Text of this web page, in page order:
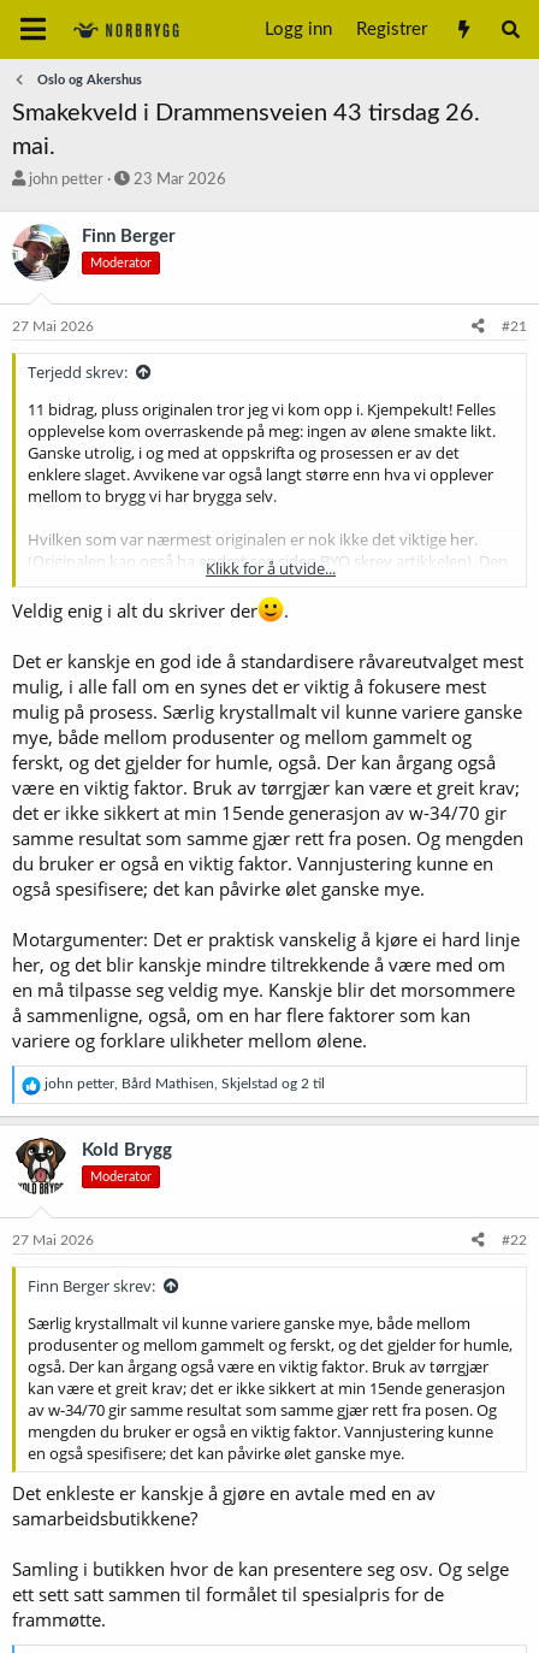
Logg inn Registrer
Oslo og Akershus
Smakekveld i Drammensveien 43 tirsdag 26.
mai.
T
å
d
s
a
t
e
john petter
S
r
t
a
o
23 Mar 2026
Finn Berger
Moderator
27 Mai 2026 #21
Terjedd skrev:
11 bidrag, pluss originalen tror jeg vi kom opp i. Kjempekult! Felles
opplevelse kom overraskende på meg: ingen av ølene smakte likt.
Ganske utrolig, i og med at oppskrifta og prosessen er av det
enklere slaget. Avvikene var også langt større enn hva vi opplever
mellom to brygg vi har brygga selv.
Hvilken som var nærmest originalen er nok ikke det viktige her.
(Originalen kan også ha endret seg siden BYO skrev artikkelen). Den
viktigste lærdommen jeg/vi trakk er at resultatet av brygginga er
summen av ingredienser, utstyr, men kanskje først og fremst den
enkelte bryggers prosess, som
@Finn Berger
Vi kan helt klart lære av hverandre. I går var vi omtrent 30, og alle
smakte alt. Vi har lyst til å gjøre noe liknende igjen. Nå, når vi vet
dette var noe bryggere gjerne deltar i kan vi videreutvikle
konseptet. Kanskje lage mindre grupper med færre brygg å
sammenligne? Da blir det mer tid til å utforske årsakene til
ulikhetene, noe som kan gi læring inn mot egen prosess. Styret i
Norbrygg O&A vil ta en vurdering i løpet av et par uker og kommer
nok til å legge inn en ny utfordring over sommeren.
Edit: Jeg har gjort noe liknende en gang før. Da lagde jeg tre like
allgrain som jeg malte, tilsatte salter og leverte med lik mengde
gjærslurry til 2 bryggevenner + meg selv. Hver av oss brygget og
gjæret på hver vår måte. Resultatet ble mye likere enn jeg opplevde
i går. 4 variabler var fjernet da: maling av malt, vannjustering,
bryggemengde og gjærmengde/gjærhelse. Kanskje heller jeg mot
det siste som viktigst.
Ideer kan gjerne PMes til meg, så tar jeg det med videre.
Klikk for å utvide...
Veldig enig i alt du skriver der .
Det er kanskje en god ide å standardisere råvareutvalget mest
mulig, i alle fall om en synes det er viktig å fokusere mest
mulig på prosess. Særlig krystallmalt vil kunne variere ganske
mye, både mellom produsenter og mellom gammelt og
ferskt, og det gjelder for humle, også. Der kan årgang også
være en viktig faktor. Bruk av tørrgjær kan være et greit krav;
det er ikke sikkert at min 15ende generasjon av w-34/70 gir
samme resultat som samme gjær rett fra posen. Og mengden
du bruker er også en viktig faktor. Vannjustering kunne en
også spesifisere; det kan påvirke ølet ganske mye.
Motargumenter: Det er praktisk vanskelig å kjøre ei hard linje
her, og det blir kanskje mindre tiltrekkende å være med om
en må tilpasse seg veldig mye. Kanskje blir det morsommere
å sammenligne, også, om en har flere faktorer som kan
variere og forklare ulikheter mellom ølene.
R
e
a
k
s
j
o
e
john petter, Bård Mathisen Skjelstad og 2 til
Kold Brygg
Moderator
27 Mai 2026 #22
Finn Berger skrev:
Særlig krystallmalt vil kunne variere ganske mye, både mellom
produsenter og mellom gammelt og ferskt, og det gjelder for humle,
også. Der kan årgang også være en viktig faktor. Bruk av tørrgjær
kan være et greit krav; det er ikke sikkert at min 15ende generasjon
av w-34/70 gir samme resultat som samme gjær rett fra posen. Og
mengden du bruker er også en viktig faktor. Vannjustering kunne
en også spesifisere; det kan påvirke ølet ganske mye.
Det enkleste er kanskje å gjøre en avtale med en av
samarbeidsbutikkene?
Samling i butikken hvor de kan presentere seg osv. Og selge
ett sett satt sammen til formålet til spesialpris for de
frammøtte.